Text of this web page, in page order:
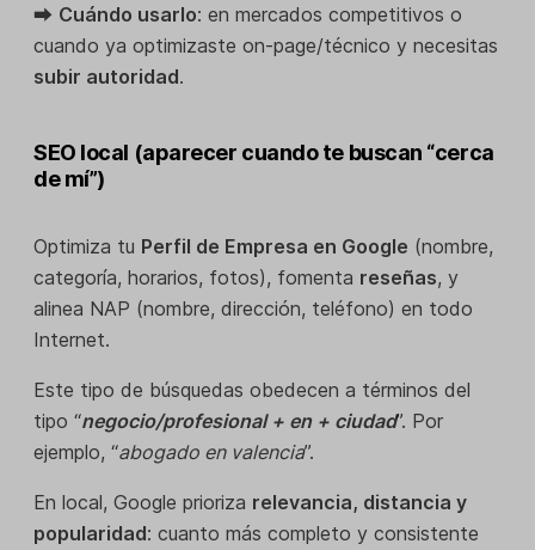
⮕ Cuándo usarlo: en mercados competitivos o
cuando ya optimizaste on-page/técnico y necesitas
subir autoridad.
SEO local (aparecer cuando te buscan “cerca
de mí”)
Optimiza tu Perfil de Empresa en Google (nombre,
categoría, horarios, fotos), fomenta reseñas, y
alinea NAP (nombre, dirección, teléfono) en todo
Internet.
Este tipo de búsquedas obedecen a términos del
tipo “negocio/profesional + en + ciudad”. Por
ejemplo, “abogado en valencia”.
En local, Google prioriza relevancia, distancia y
popularidad: cuanto más completo y consistente